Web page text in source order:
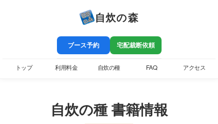
自炊の森
ブース予約 宅配裁断依頼
トップ 利用料金 自炊の種 FAQ アクセス
自炊の種 書籍情報